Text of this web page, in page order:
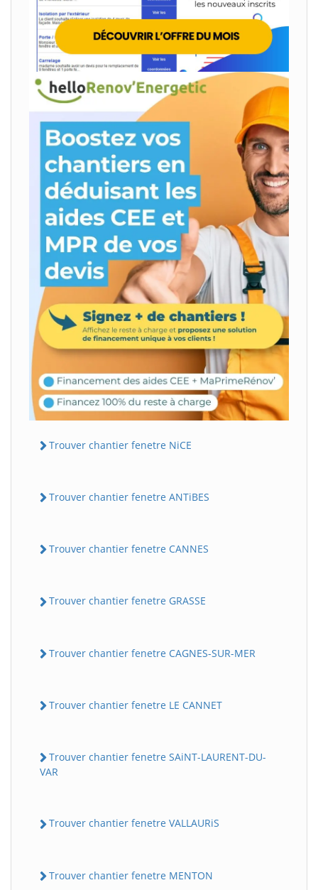
Trouver chantier fenetre NiCE
Trouver chantier fenetre ANTiBES
Trouver chantier fenetre CANNES
Trouver chantier fenetre GRASSE
Trouver chantier fenetre CAGNES-SUR-MER
Trouver chantier fenetre LE CANNET
Trouver chantier fenetre SAiNT-LAURENT-DU-
VAR
Trouver chantier fenetre VALLAURiS
Trouver chantier fenetre MENTON